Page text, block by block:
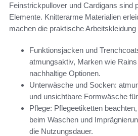
Feinstrickpullover und Cardigans sind
Elemente. Knitterarme Materialien
machen die praktische Arbeitskleidung
Funktionsjacken und
atmungsaktiv, Marken wie
nachhaltige Optionen.
Unterwäsche und Socken:
und unsichtbare Formwäsche
Pflege: Pflegeetiketten
beim Waschen und
die Nutzungsdauer.